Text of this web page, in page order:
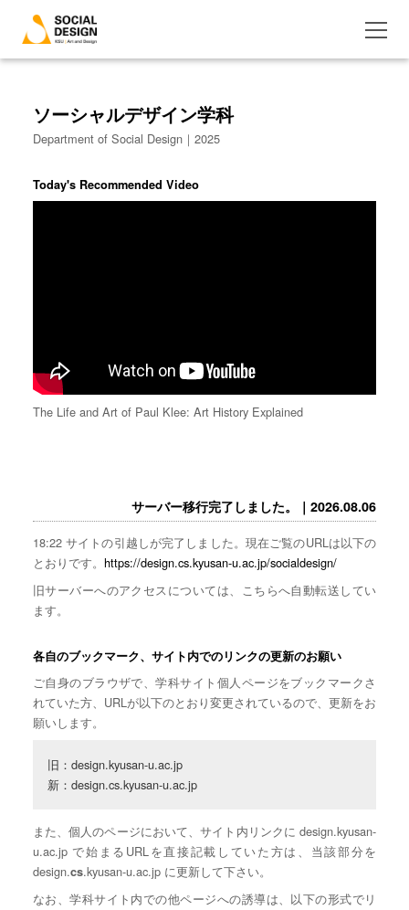
ソーシャルデザイン学科
Department of Social Design｜2025
Today's Recommended Video
The Life and Art of Paul Klee: Art History Explained
サーバー移行完了しました。｜2026.08.06
18:22 サイトの引越しが完了しました。現在ご覧のURLは以下の
とおりです。 https://design.cs.kyusan-u.ac.jp/socialdesign/
旧サーバーへのアクセスについては、こちらへ自動転送してい
ます。
各自のブックマーク、サイト内でのリンクの更新のお願い
ご自身のブラウザで、学科サイト個人ページをブックマークさ
れていた方、URLが以下のとおり変更されているので、更新をお
願いします。
旧：design.kyusan-u.ac.jp
新：design.cs.kyusan-u.ac.jp
また、個人のページにおいて、サイト内リンクに design.kyusan-
u.ac.jp で始まるURLを直接記載していた方は、当該部分を
design.cs.kyusan-u.ac.jp に更新して下さい。
なお、学科サイト内での他ページへの誘導は、以下の形式でリ